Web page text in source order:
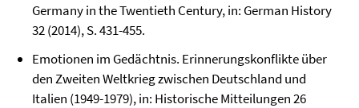
Germany in the Twentieth Century, in: German History
32 (2014), S. 431-455.
Emotionen im Gedächtnis. Erinnerungskonflikte über
den Zweiten Weltkrieg zwischen Deutschland und
Italien (1949-1979), in: Historische Mitteilungen 26